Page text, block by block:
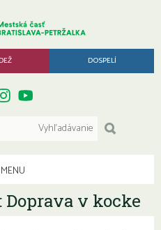
DOSPELÍ
MENU
v kocke